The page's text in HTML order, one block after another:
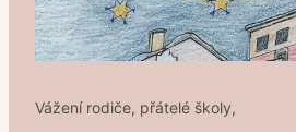
Vážení rodiče, přátelé školy,